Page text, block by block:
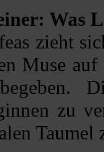
Was
zieht
Muse auf
zu